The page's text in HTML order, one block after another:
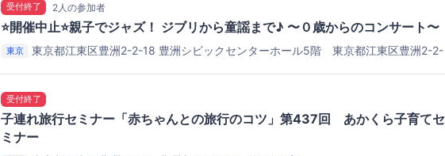
受付終了 2人の参加者
⭐️開催中止⭐️親子でジャズ！ ジブリから童謡まで♪ 〜０歳からのコンサート〜
東京 東京都江東区豊洲2-2-18 豊洲シビックセンターホール5階 東京都江東区豊洲2-2-
受付終了
子連れ旅行セミナー「赤ちゃんとの旅行のコツ」第437回 あかくら子育てセ
ミナー